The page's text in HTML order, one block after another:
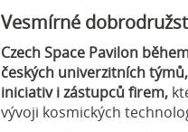
Vesmírné
Czech Space Pavilon
českých univerzitních
iniciativ i zástupců firem,
vývoji kosmických